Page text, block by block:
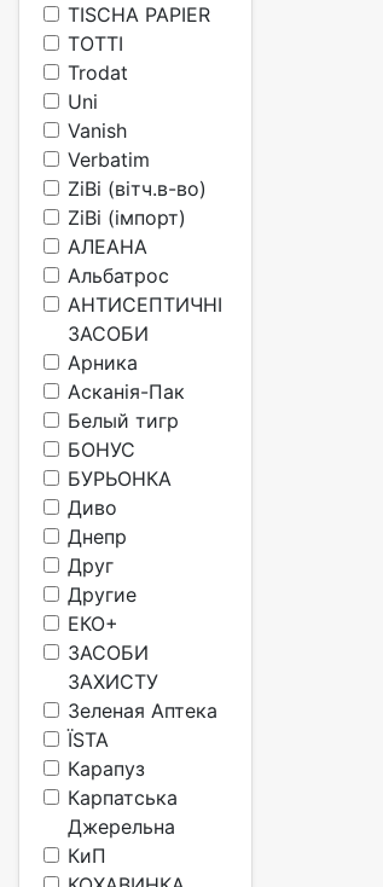
TISCHA PAPIER
TOTTI
Trodat
Uni
Vanish
Verbatim
ZiBi (вітч.в-во)
ZiBi (імпорт)
АЛЕАНА
Альбатрос
АНТИСЕПТИЧНІ
ЗАСОБИ
Арника
Асканія-Пак
Белый тигр
БОНУС
БУРЬОНКА
Диво
Днепр
Друг
Другие
ЕКО+
ЗАСОБИ
ЗАХИСТУ
Зеленая Аптека
ЇSTA
Карапуз
Карпатська
Джерельна
КиП